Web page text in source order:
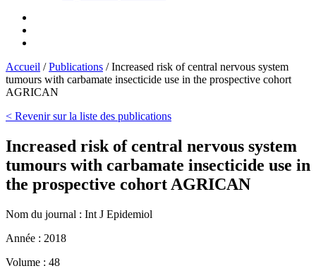
Accueil /Publications /Increased risk of central nervous system
tumours with carbamate insecticide use in the prospective cohort
AGRICAN
< Revenir sur la liste des publications
Increased risk of central nervous system
tumours with carbamate insecticide use in
the prospective cohort AGRICAN
Nom du journal : Int J Epidemiol
Année : 2018
Volume : 48